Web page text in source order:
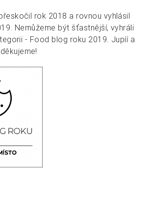
rok 2018 a rovnou vyhlásil
Nemůžeme být šťastnější, vyhráli
- Food blog roku 2019. Jupíí a